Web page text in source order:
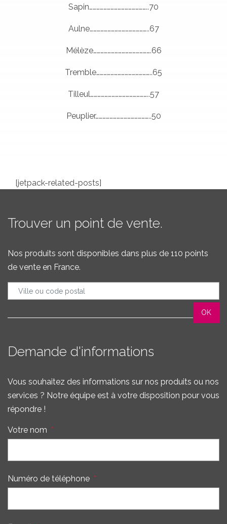
Sapin…………………………………………..70
Aulne…………………………………………..67
Mélèze………………………………………….66
Tremble………………………………………..65
Tilleul…………………………………………..57
Peuplier………………………………………..50
[jetpack-related-posts]
Trouver un point de vente.
Nos produits sont disponibles dans plus de 110 points
de vente en France.
Demande d'informations
Vous souhaitez des informations sur nos produits ou nos
services ? Notre équipe est à votre disposition pour vous
répondre !
Votre nom *
Numéro de téléphone *